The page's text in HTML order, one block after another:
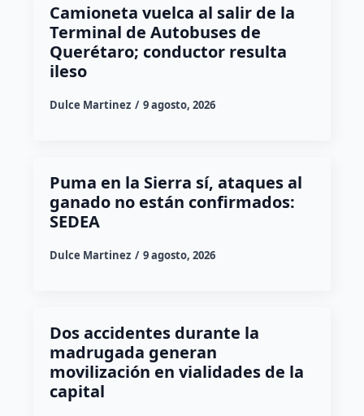
Camioneta vuelca al salir de la
Terminal de Autobuses de
Querétaro; conductor resulta
ileso
Dulce Martinez 9 agosto, 2026
Puma en la Sierra sí, ataques al
ganado no están confirmados:
SEDEA
Dulce Martinez 9 agosto, 2026
Dos accidentes durante la
madrugada generan
movilización en vialidades de la
capital